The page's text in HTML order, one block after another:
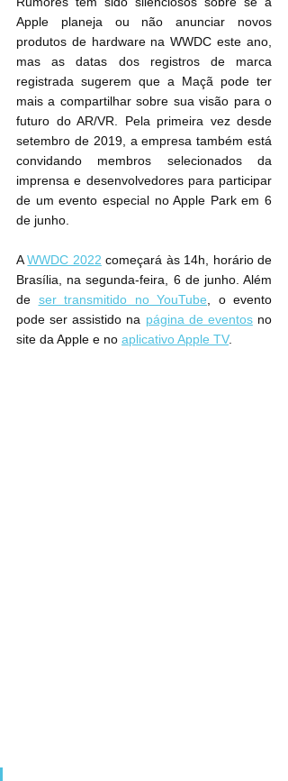
Apple planeja ou não anunciar novos
produtos de hardware na WWDC este ano,
mas as datas dos registros de marca
registrada sugerem que a Maçã pode ter
mais a compartilhar sobre sua visão para o
futuro do AR/VR. Pela primeira vez desde
setembro de 2019, a empresa também está
convidando membros selecionados da
imprensa e desenvolvedores‌ para participar
de um evento especial no Apple Park em 6
de junho.
A ‌WWDC 2022 ‌ começará às 14h, horário de
Brasília, na segunda-feira, 6 de junho. Além
de ser transmitido no YouTube , o evento
pode ser assistido na página de eventos no
site da Apple e no aplicativo Apple TV.